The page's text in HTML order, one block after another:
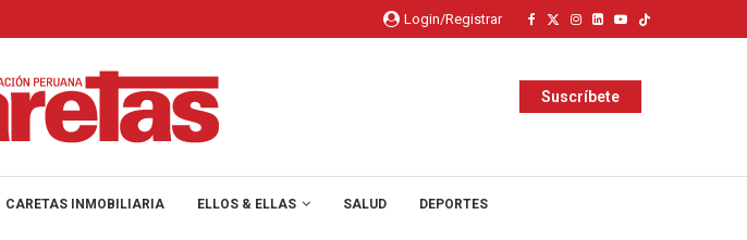
Login/Registrar
Suscríbete
CARETAS INMOBILIARIA ELLOS & ELLAS SALUD DEPORTES